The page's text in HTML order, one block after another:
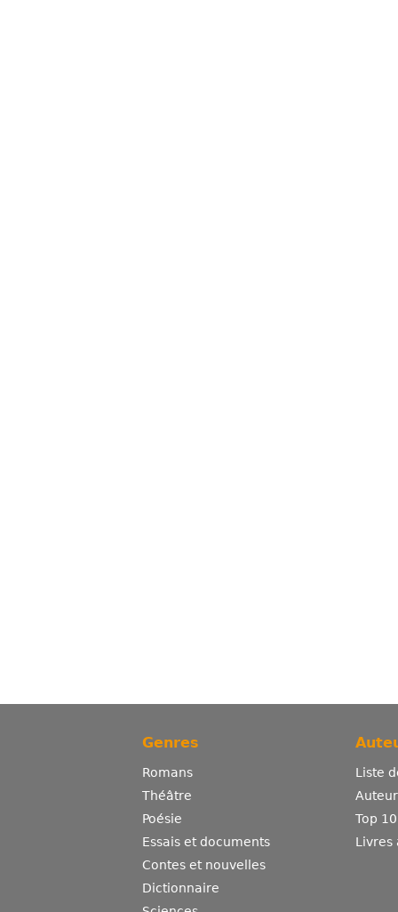
Genres
Romans
Théâtre
Poésie
Essais et documents
Contes et nouvelles
Dictionnaire
Liste
Top
Livres